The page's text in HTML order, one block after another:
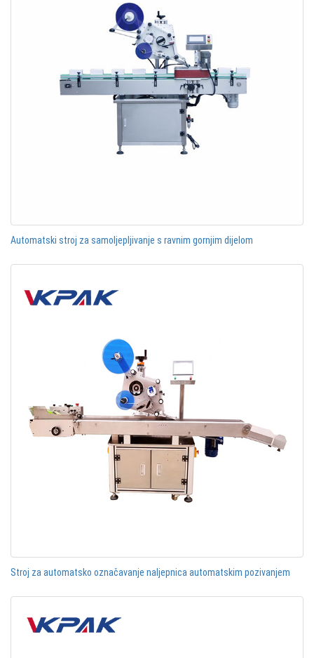
Automatski stroj za samoljepljivanje s ravnim gornjim dijelom
Stroj za automatsko označavanje naljepnica automatskim pozivanjem